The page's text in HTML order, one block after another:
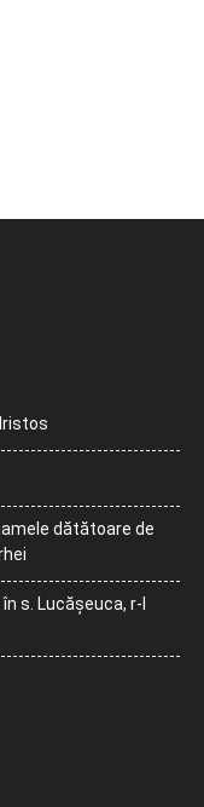
dătătoare de
s. Lucășeuca, r-l